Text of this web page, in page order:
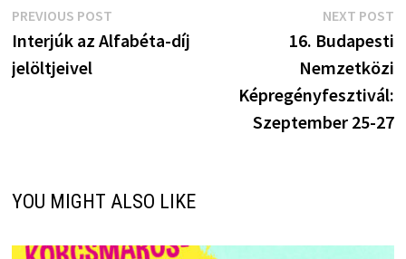
Bejegyzés
navigáció
PREVIOUS POSTPrevious
post:
Interjúk az Alfabéta-díj
jelöltjeivel
NEXT POST
16. Budapesti
Nemzetközi
Képregényfesztivál:
Szeptember 25-27
YOU MIGHT ALSO LIKE